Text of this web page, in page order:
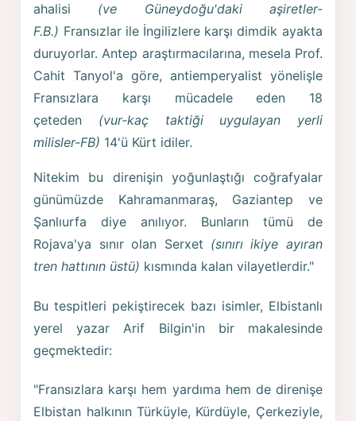
ahalisi (ve Güneydoğu'daki aşiretler-
F.B.) Fransızlar ile İngilizlere karşı dimdik ayakta
duruyorlar. Antep araştırmacılarına, mesela Prof.
Cahit Tanyol'a göre, antiemperyalist yönelişle
Fransızlara karşı mücadele eden 18
çeteden (vur-kaç taktiği uygulayan yerli
milisler-FB) 14'ü Kürt idiler.
Nitekim bu direnişin yoğunlaştığı coğrafyalar
günümüzde Kahramanmaraş, Gaziantep ve
Şanlıurfa diye anılıyor. Bunların tümü de
Rojava'ya sınır olan Serxet (sınırı ikiye ayıran
tren hattının üstü) kısmında kalan vilayetlerdir."
Bu tespitleri pekiştirecek bazı isimler, Elbistanlı
yerel yazar Arif Bilgin'in bir makalesinde
geçmektedir:
"Fransızlara karşı hem yardıma hem de direnişe
Elbistan halkının Türküyle, Kürdüyle, Çerkeziyle,